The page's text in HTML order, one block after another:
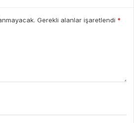
Gerekli alanlar işaretlendi *